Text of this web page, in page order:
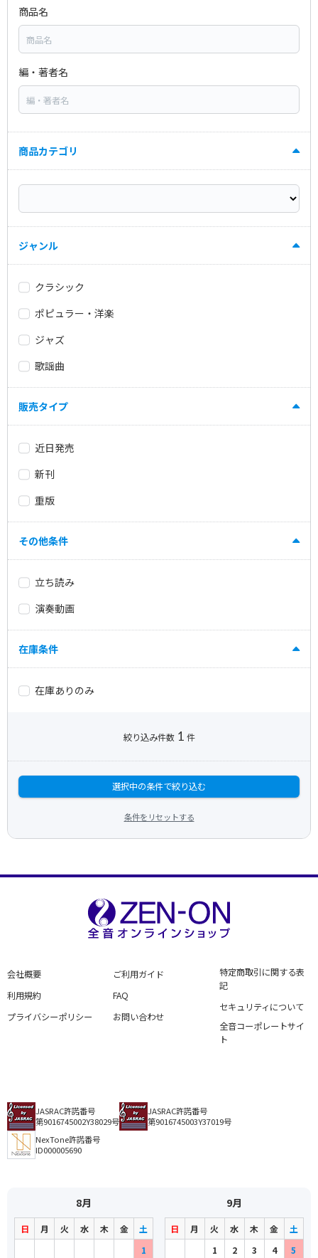
商品名
編・著者名
商品カテゴリ
ジャンル
クラシック
ポピュラー・洋楽
ジャズ
歌謡曲
販売タイプ
近日発売
新刊
重版
その他条件
立ち読み
演奏動画
在庫条件
在庫ありのみ
絞り込み件数 1 件
選択中の条件で絞り込む
条件をリセットする
会社概要
利用規約
プライバシーポリシー
ご利用ガイド
FAQ
お問い合わせ
特定商取引に関する表
記
セキュリティについて
全音コーポレートサイ
ト
JASRAC許諾番号
第9016745002Y38029号
JASRAC許諾番号
第9016745003Y37019号
NexTone許諾番号
ID000005690
8月
日 月 火 水 木 金
土
1
9月
日 月 火 水 木 金
土
1
2 3 4 5